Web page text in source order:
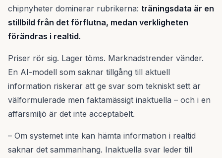
chipnyheter dominerar rubrikerna: träningsdata är en
stillbild från det förflutna, medan verkligheten
förändras i realtid.
Priser rör sig. Lager töms. Marknadstrender vänder.
En AI-modell som saknar tillgång till aktuell
information riskerar att ge svar som tekniskt sett är
välformulerade men faktamässigt inaktuella – och i en
affärsmiljö är det inte acceptabelt.
– Om systemet inte kan hämta information i realtid
saknar det sammanhang. Inaktuella svar leder till